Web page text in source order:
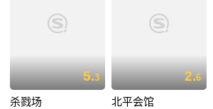
5.3
杀戮场
2.6
北平会馆